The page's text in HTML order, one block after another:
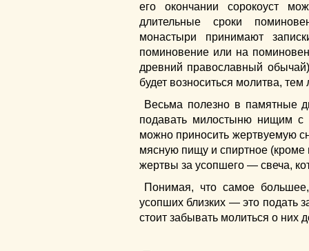
его окончании сорокоуст
длительные сроки
монастыри принимают
поминовение или на
древний православный
будет возноситься молитва,
Весьма полезно в памятные
подавать милостыню нищим с
можно приносить жертвуемую
мясную пищу и спиртное
жертвы за усопшего — свеча,
Понимая, что самое
усопших близких — это подать
стоит забывать молиться о них